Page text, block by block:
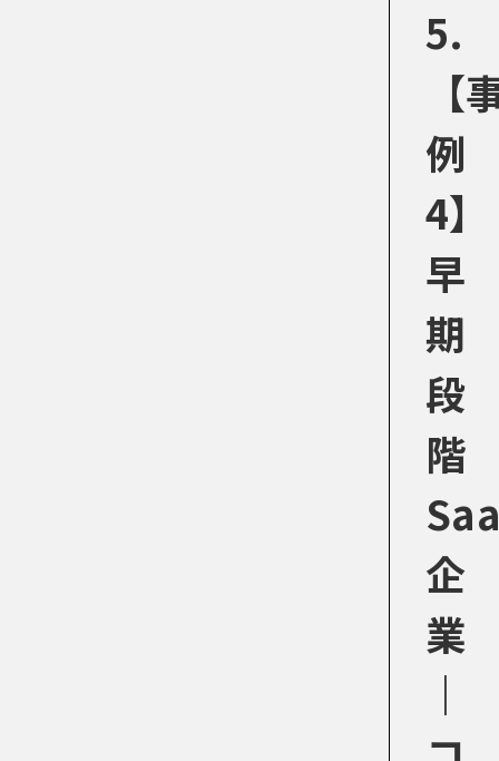
5.
【
例
4】
早
期
段
階
企
業
｜